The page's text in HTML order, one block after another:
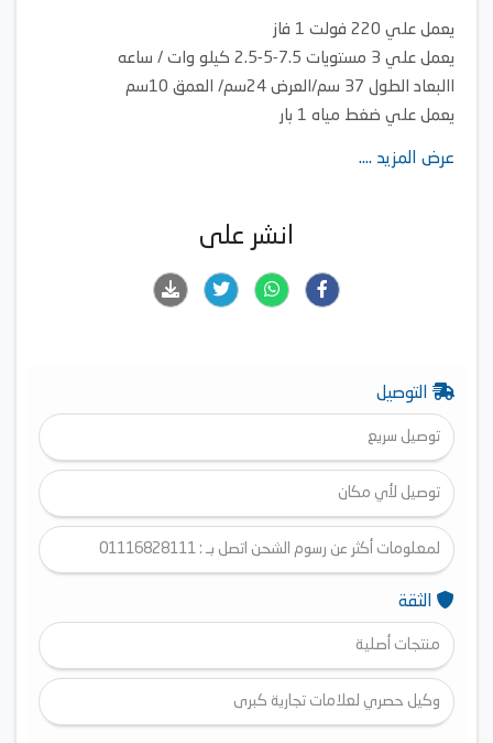
يعمل علي 220 فولت 1 فاز
يعمل علي 3 مستويات 7.5-5-2.5 كيلو وات / ساعه
االبعاد الطول 37 سم/العرض 24سم/ العمق 10سم
يعمل علي ضغط مياه 1 بار
عرض المزيد ....
انشر على
التوصيل
توصيل سريع
توصيل لأي مكان
لمعلومات أكثر عن رسوم الشحن اتصل بـ : 01116828111
الثقة
منتجات أصلية
وكيل حصري لعلامات تجارية كبرى